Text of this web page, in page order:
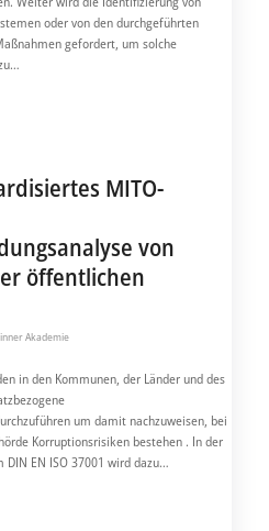
oder von den durchgeführten
gefordert, um solche
MITO-
von
öffentlichen
Akademie
in den Kommunen, der Länder und des
um damit nachzuweisen, bei
Korruptionsrisiken bestehen . In der
EN ISO 37001 wird dazu…